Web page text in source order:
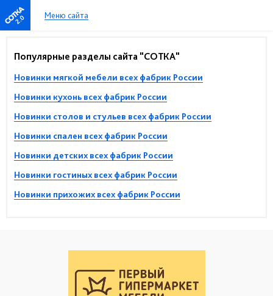
2.0 Меню сайта
Популярные разделы сайта "СОТКА"
Новинки мягкой мебели всех фабрик России
Новинки кухонь всех фабрик России
Новинки столов и стульев всех фабрик России
Новинки спален всех фабрик России
Новинки детских всех фабрик России
Новинки гостиных всех фабрик России
Новинки прихожих всех фабрик России